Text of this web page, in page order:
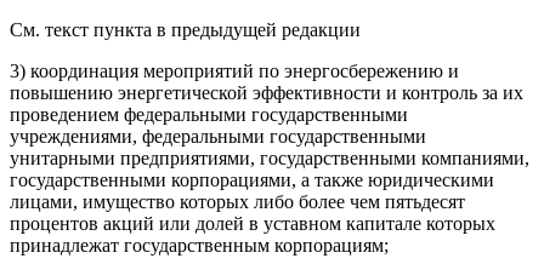
См. текст пункта в предыдущей редакции
3) координация мероприятий по энергосбережению и
повышению энергетической эффективности и контроль за их
проведением федеральными государственными
учреждениями, федеральными государственными
унитарными предприятиями, государственными компаниями,
государственными корпорациями, а также юридическими
лицами, имущество которых либо более чем пятьдесят
процентов акций или долей в уставном капитале которых
принадлежат государственным корпорациям;